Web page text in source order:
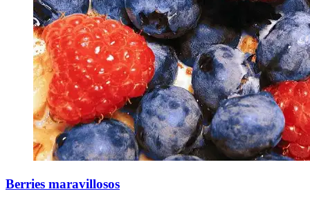
Berries maravillosos